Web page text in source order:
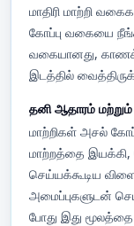
மாதிரி மாற்றி
கோப்பு வகையை
வகையானது,
இடத்தில்
தனி ஆதாரம் மற்றும்
மாற்றிகள் அசல்
மாற்றத்தை இயக்கி,
செய்யக்கூடிய
அமைப்புகளுடன்
போது இது மூலத்தை